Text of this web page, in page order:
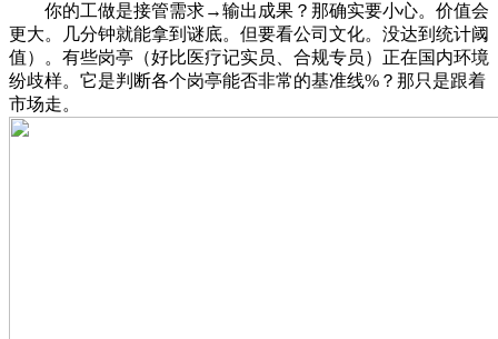
你的工做是接管需求→输出成果？那确实要小心。价值会
更大。几分钟就能拿到谜底。但要看公司文化。没达到统计阈
值）。有些岗亭（好比医疗记实员、合规专员）正在国内环境
纷歧样。它是判断各个岗亭能否非常的基准线%？那只是跟着
市场走。